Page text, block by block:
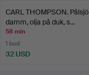
CARL THOMPSON. Pålsjö
damm, olja på duk, s…
58 min
1 bud
32 USD